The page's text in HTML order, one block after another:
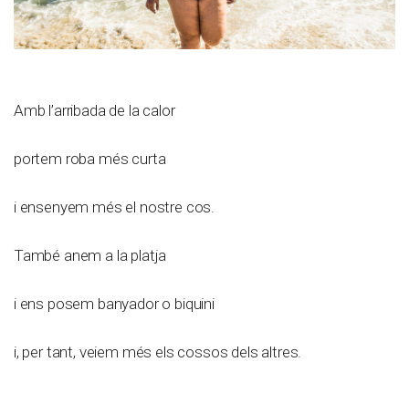
Amb l’arribada de la calor
portem roba més curta
i ensenyem més el nostre cos.
També anem a la platja
i ens posem banyador o biquini
i, per tant, veiem més els cossos dels altres.